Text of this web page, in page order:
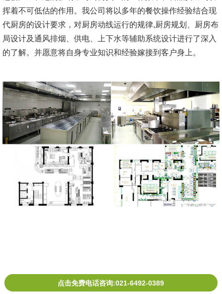
挥着不可低估的作用。我公司将以多年的餐饮操作经验结合现
代厨房的设计要求，对厨房动线运行的规律,厨房规划、厨房布
局设计及通风排烟、供电、上下水等辅助系统设计进行了深入
的了解。并愿意将自身专业知识和经验嫁接到客户身上。
点击免费电话咨询:021-6492-0389